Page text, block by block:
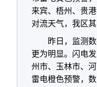
来宾、梧州、贵
对流天气，我区
昨日，监测
更为明显。闪电
州市、玉林市、
雷电橙色预警，